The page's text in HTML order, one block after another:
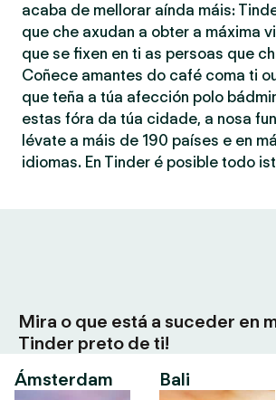
acaba de mellorar aínda máis:
que che axudan a obter a máxima
que se fixen en ti as persoas que
Coñece amantes do café coma ti
que teña a túa afección polo
estas fóra da túa cidade, a nosa
lévate a máis de 190 países e en
idiomas. En Tinder é posible todo
Mira o que está a suceder en
Tinder preto de ti!
Ámsterdam
Bali